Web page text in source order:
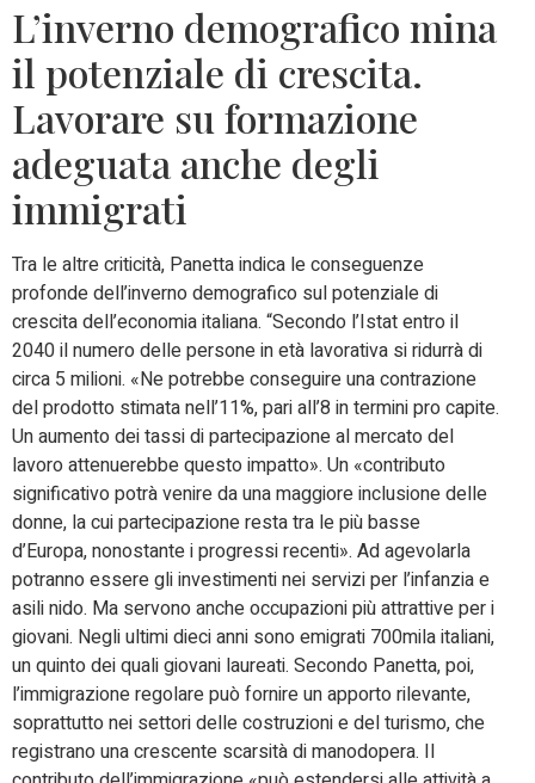
L’inverno demografico mina
il potenziale di crescita.
Lavorare su formazione
adeguata anche degli
immigrati
Tra le altre criticità, Panetta indica le conseguenze
profonde dell’inverno demografico sul potenziale di
crescita dell’economia italiana. “Secondo l’Istat entro il
2040 il numero delle persone in età lavorativa si ridurrà di
circa 5 milioni. «Ne potrebbe conseguire una contrazione
del prodotto stimata nell’11%, pari all’8 in termini pro capite.
Un aumento dei tassi di partecipazione al mercato del
lavoro attenuerebbe questo impatto». Un «contributo
significativo potrà venire da una maggiore inclusione delle
donne, la cui partecipazione resta tra le più basse
d’Europa, nonostante i progressi recenti». Ad agevolarla
potranno essere gli investimenti nei servizi per l’infanzia e
asili nido. Ma servono anche occupazioni più attrattive per i
giovani. Negli ultimi dieci anni sono emigrati 700mila italiani,
un quinto dei quali giovani laureati. Secondo Panetta, poi,
l’immigrazione regolare può fornire un apporto rilevante,
soprattutto nei settori delle costruzioni e del turismo, che
registrano una crescente scarsità di manodopera. Il